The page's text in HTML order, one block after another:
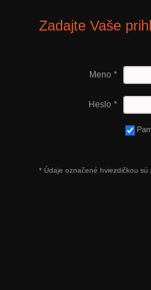
Zadajte Vaše
Meno *
Heslo *
* Údaje označené hviezdičkou sú